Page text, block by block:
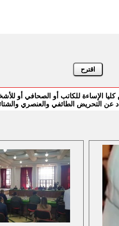
الإساءة للكاتب أو الصحافي أو
عن التحريض الطائفي والعنصري